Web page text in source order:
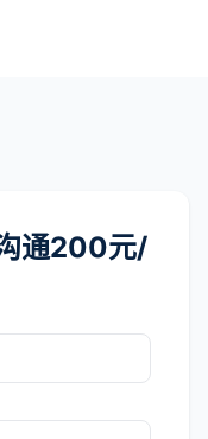
通200元/